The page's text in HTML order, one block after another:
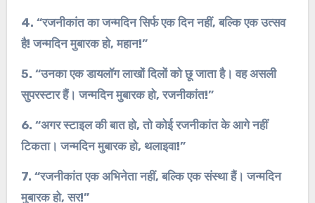
4. “रजनीकांत का जन्मदिन सिर्फ एक दिन नहीं, बल्कि एक उत्सव
है! जन्मदिन मुबारक हो, महान!”
5. “उनका एक डायलॉग लाखों दिलों को छू जाता है। वह असली
सुपरस्टार हैं। जन्मदिन मुबारक हो, रजनीकांत!”
6. “अगर स्टाइल की बात हो, तो कोई रजनीकांत के आगे नहीं
टिकता। जन्मदिन मुबारक हो, थलाइवा!”
7. “रजनीकांत एक अभिनेता नहीं, बल्कि एक संस्था हैं। जन्मदिन
मुबारक हो, सर!”